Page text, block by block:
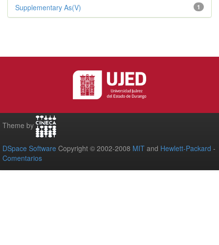
1
Supplementary As(V)
Theme by
DSpace Software Copyright © 2002-2008 MIT and Hewlett-Packard -
Comentarios